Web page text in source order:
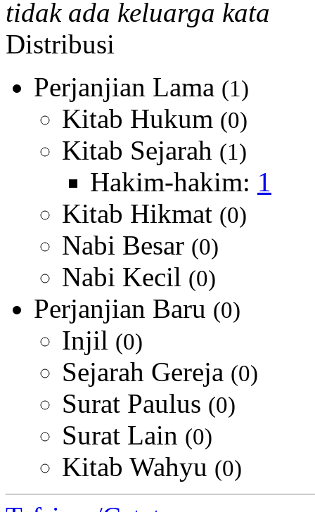
tidak ada keluarga kata
Distribusi
Perjanjian Lama (1)
Kitab Hukum (0)
Kitab Sejarah (1)
Hakim-hakim: 1
Kitab Hikmat (0)
Nabi Besar (0)
Nabi Kecil (0)
Perjanjian Baru (0)
Injil (0)
Sejarah Gereja (0)
Surat Paulus (0)
Surat Lain (0)
Kitab Wahyu (0)